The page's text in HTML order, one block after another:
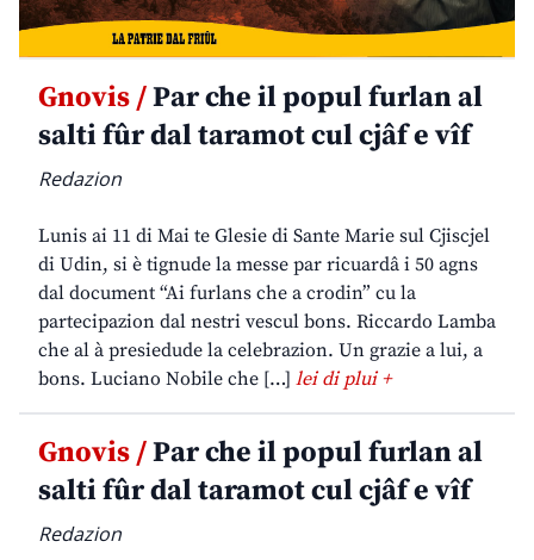
Gnovis /Par che il popul furlan al
salti fûr dal taramot cul cjâf e vîf
Redazion
Lunis ai 11 di Mai te Glesie di Sante Marie sul Cjiscjel
di Udin, si è tignude la messe par ricuardâ i 50 agns
dal document “Ai furlans che a crodin” cu la
partecipazion dal nestri vescul bons. Riccardo Lamba
che al à presiedude la celebrazion. Un grazie a lui, a
bons. Luciano Nobile che […] lei di plui +
Gnovis /Par che il popul furlan al
salti fûr dal taramot cul cjâf e vîf
Redazion